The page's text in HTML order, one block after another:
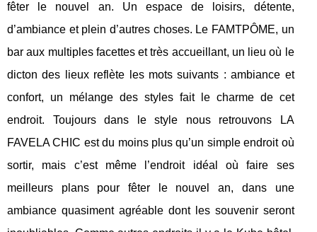
fêter le nouvel an. Un espace de loisirs, détente,
d’ambiance et plein d’autres choses. Le FAMTPÔME, un
bar aux multiples facettes et très accueillant, un lieu où le
dicton des lieux reflète les mots suivants : ambiance et
confort, un mélange des styles fait le charme de cet
endroit. Toujours dans le style nous retrouvons LA
FAVELA CHIC est du moins plus qu’un simple endroit où
sortir, mais c’est même l’endroit idéal où faire ses
meilleurs plans pour fêter le nouvel an, dans une
ambiance quasiment agréable dont les souvenir seront